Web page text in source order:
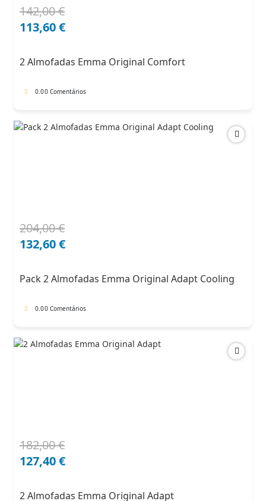
142,00€
O
preço
142,00 €.
113,60€
O
preço
113,60 €.
2 Almofadas Emma Original Comfort
0.00 Comentários
204,00€
O
preço
204,00 €.
132,60€
O
preço
132,60 €.
Pack 2 Almofadas Emma Original Adapt Cooling
0.00 Comentários
182,00€
O
preço
127,40€
O
preço
2 Almofadas Emma Original Adapt